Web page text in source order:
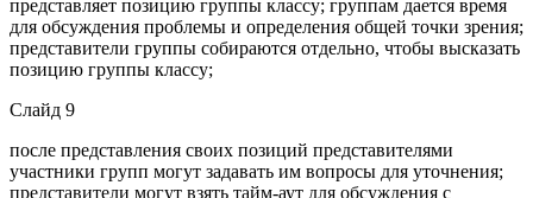
представляет позицию группы классу; группам дается время
для обсуждения проблемы и определения общей точки зрения;
представители группы собираются отдельно, чтобы высказать
позицию группы классу;
Слайд 9
после представления своих позиций представителями
участники групп могут задавать им вопросы для уточнения;
представители могут взять тайм-аут для обсуждения с